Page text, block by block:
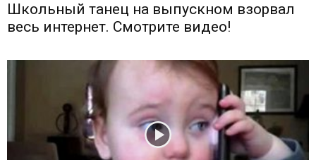
Школьный танец на выпускном взорвал
весь интернет. Смотрите видео!